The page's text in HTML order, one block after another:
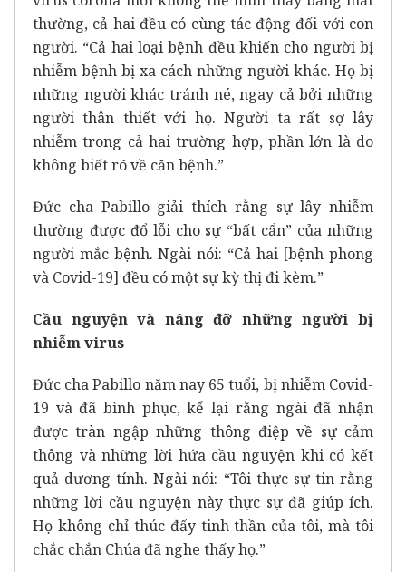
thường, cả hai đều có cùng tác động đối với con
người. “Cả hai loại bệnh đều khiến cho người bị
nhiễm bệnh bị xa cách những người khác. Họ bị
những người khác tránh né, ngay cả bởi những
người thân thiết với họ. Người ta rất sợ lây
nhiễm trong cả hai trường hợp, phần lớn là do
không biết rõ về căn bệnh.”
Đức cha Pabillo giải thích rằng sự lây nhiễm
thường được đổ lỗi cho sự “bất cẩn” của những
người mắc bệnh. Ngài nói: “Cả hai [bệnh phong
và Covid-19] đều có một sự kỳ thị đi kèm.”
Cầu nguyện và nâng đỡ những người bị
nhiễm virus
Đức cha Pabillo năm nay 65 tuổi, bị nhiễm Covid-
19 và đã bình phục, kể lại rằng ngài đã nhận
được tràn ngập những thông điệp về sự cảm
thông và những lời hứa cầu nguyện khi có kết
quả dương tính. Ngài nói: “Tôi thực sự tin rằng
những lời cầu nguyện này thực sự đã giúp ích.
Họ không chỉ thúc đẩy tinh thần của tôi, mà tôi
chắc chắn Chúa đã nghe thấy họ.”